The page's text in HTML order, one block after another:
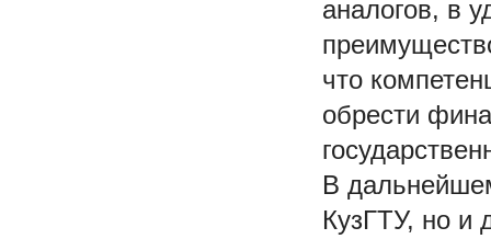
аналогов, в
что
обрести
В
КузГТУ, но и